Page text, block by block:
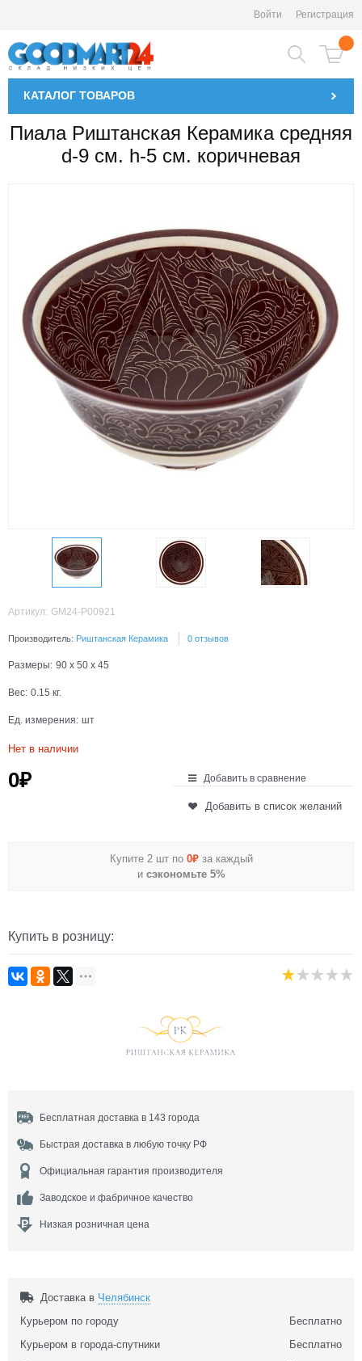
Войти Регистрация
КАТАЛОГ ТОВАРОВ
Пиала Риштанская Керамика средняя
d-9 см. h-5 см. коричневая
Артикул: GM24-P00921
Производитель: Риштанская Керамика 0 отзывов
Размеры: 90 x 50 x 45
Вес: 0.15 кг.
Ед. измерения: шт
Нет в наличии
0₽ Добавить в сравнение
Добавить в список желаний
Купите 2 шт по0₽ за каждый
исэкономьте 5%
Купить в розницу:
Бесплатная доставка в 143 города
Быстрая доставка в любую точку РФ
Официальная гарантия производителя
Заводское и фабричное качество
Низкая розничная цена
Доставка в Челябинск
Курьером по городу
Бесплатно
Курьером в города-спутники
Бесплатно